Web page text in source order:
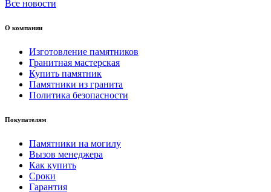
Все новости
О компании
Изготовление памятников
Гранитная мастерская
Купить памятник
Памятники из гранита
Политика безопасности
Покупателям
Памятники на могилу
Вызов менеджера
Как купить
Сроки
Гарантия